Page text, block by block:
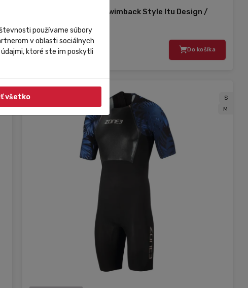
Womens Aeroforce Swimback Style Itu Design /
246,00 € Do košíka
XL
S
M
používame súbory
v oblasti sociálnych
ktoré ste im poskytli
všetko